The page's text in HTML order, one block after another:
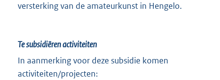
versterking van de amateurkunst in Hengelo.
Te subsidiëren activiteiten
In aanmerking voor deze subsidie komen
activiteiten/projecten: